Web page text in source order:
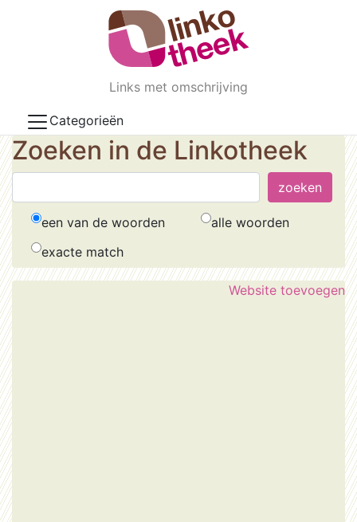
Skip to main content
Links met omschrijving
Categorieën
Zoeken in de Linkotheek
een van de woorden
alle woorden
exacte match
Website toevoegen